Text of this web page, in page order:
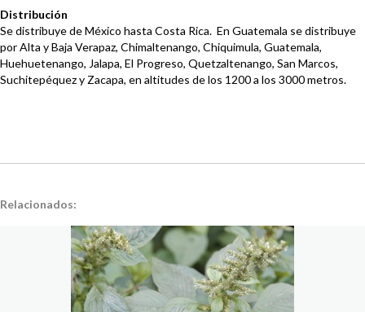
Distribución
Se distribuye de México hasta Costa Rica. En Guatemala se distribuye
por Alta y Baja Verapaz, Chimaltenango, Chiquimula, Guatemala,
Huehuetenango, Jalapa, El Progreso, Quetzaltenango, San Marcos,
Suchitepéquez y Zacapa, en altitudes de los 1200 a los 3000 metros.
Relacionados: